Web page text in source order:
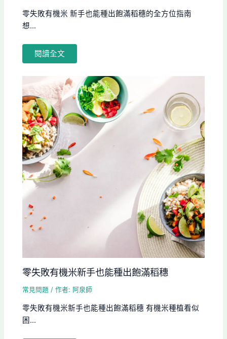
零失敗有機米 新手也能種出飽滿稻穗的全方位指南
想...
閱讀全文
零失敗有機米新手也能種出飽滿稻穗
常見問題 / 作者: 阿泉師
零失敗有機米新手也能種出飽滿稻穗 有機米種植看似
困...